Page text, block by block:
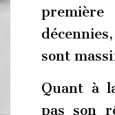
sont
Quant à
pas son